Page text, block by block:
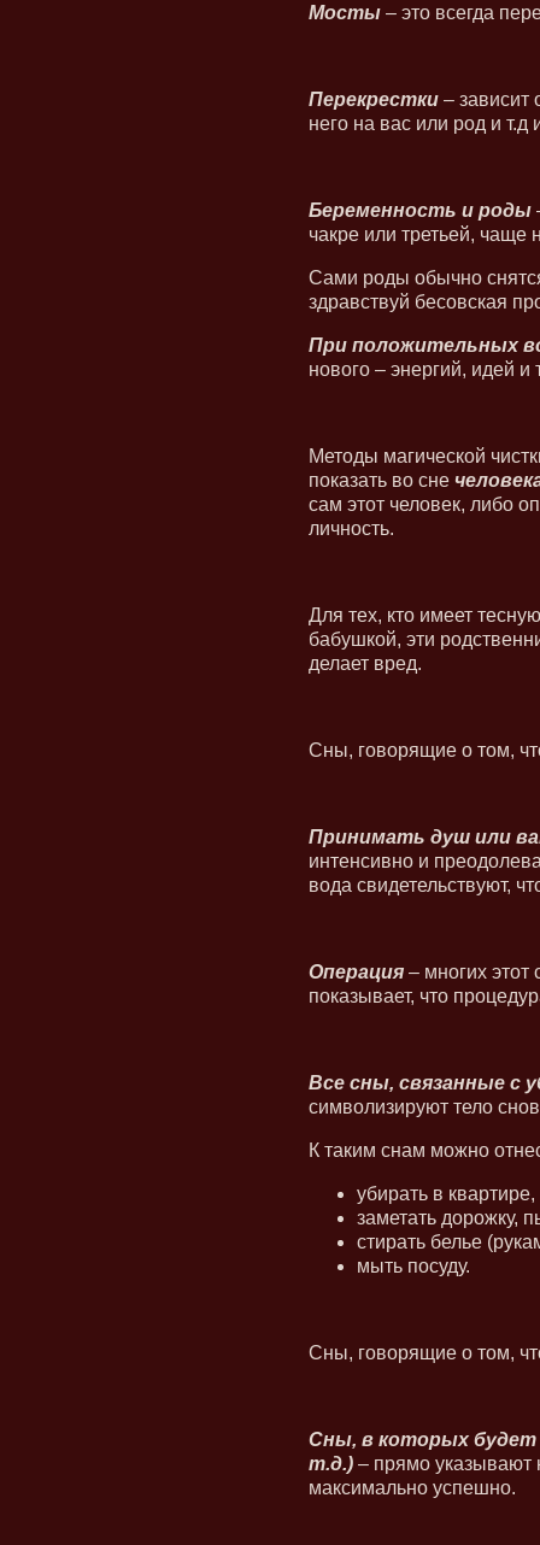
Мосты – это всегда
Перекрестки – зависит
него на вас или род и
Беременность и роды
чакре или третьей, чаще
Сами роды обычно
здравствуй бесовская
При положительных
нового – энергий, идей и
Методы магической
показать во сне
сам этот человек, либо
личность.
Для тех, кто имеет
бабушкой, эти
делает вред.
Сны, говорящие о том,
Принимать душ или
интенсивно и
вода свидетельствуют,
Операция – многих этот
показывает, что
Все сны, связанные с
символизируют тело
К таким снам можно
убирать в
заметать дорожку,
стирать белье
мыть посуду.
Сны, говорящие о том,
Сны, в которых будет
т.д.) – прямо указывают
максимально успешно.